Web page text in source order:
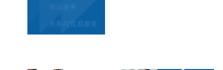
海运服务
关务与贸易服务